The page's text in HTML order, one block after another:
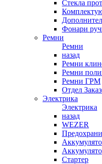
Стекла
Фонари
Ремни
Ремни
назад
Ремни
Ремни
Ремни ГРМ
Отдел
Электрика
Электрика
назад
WEZER
Стартер